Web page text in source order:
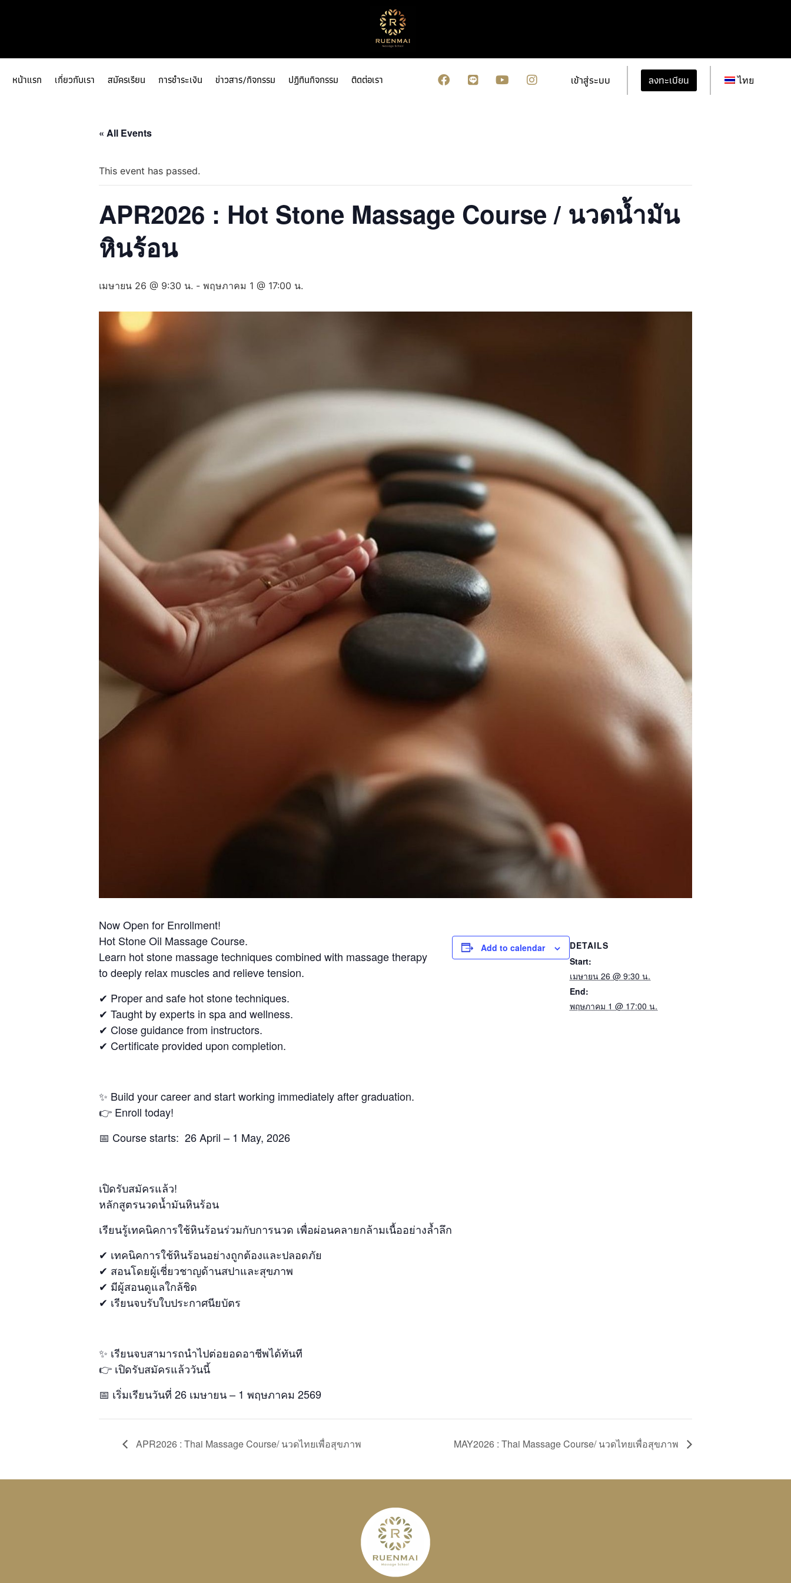
หน้าแรก เกี่ยวกับเรา สมัครเรียน การชำระเงิน ข่าวสาร/กิจกรรม ปฏิทินกิจกรรม ติดต่อเรา เข้าสู่ระบบ ลงทะเบียน ไทย
« All Events
This event has passed.
APR2026 : Hot Stone Massage Course / นวดน้ำมัน
หินร้อน
เมษายน 26 @ 9:30 น. - พฤษภาคม 1 @ 17:00 น.
Now Open for Enrollment!
Hot Stone Oil Massage Course.
Learn hot stone massage techniques combined with massage therapy
to deeply relax muscles and relieve tension.
✔ Proper and safe hot stone techniques.
✔ Taught by experts in spa and wellness.
✔ Close guidance from instructors.
✔ Certificate provided upon completion.
✨ Build your career and start working immediately after graduation.
👉 Enroll today!
📅 Course starts: 26 April – 1 May, 2026
เปิดรับสมัครแล้ว!
หลักสูตรนวดน้ำมันหินร้อน
เรียนรู้เทคนิคการใช้หินร้อนร่วมกับการนวด เพื่อผ่อนคลายกล้ามเนื้ออย่างล้ำลึก
✔ เทคนิคการใช้หินร้อนอย่างถูกต้องและปลอดภัย
✔ สอนโดยผู้เชี่ยวชาญด้านสปาและสุขภาพ
✔ มีผู้สอนดูแลใกล้ชิด
✔ เรียนจบรับใบประกาศนียบัตร
✨ เรียนจบสามารถนำไปต่อยอดอาชีพได้ทันที
👉 เปิดรับสมัครแล้ววันนี้
📅 เริ่มเรียนวันที่ 26 เมษายน – 1 พฤษภาคม 2569
Add to calendar
DETAILS
Start:
เมษายน 26 @ 9:30 น.
End:
พฤษภาคม 1 @ 17:00 น.
APR2026 : Thai Massage Course/ นวดไทยเพื่อสุขภาพ MAY2026 : Thai Massage Course/ นวดไทยเพื่อสุขภาพ